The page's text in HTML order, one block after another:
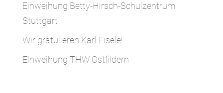
Einweihung Betty-Hirsch-Schulzentrum
Stuttgart
Wir gratulieren Karl Eisele!
Einweihung THW Ostfildern